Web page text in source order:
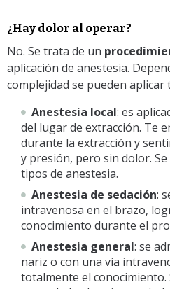
¿Hay dolor al operar?
No. Se trata de un
aplicación de anestesia.
complejidad se pueden aplicar
Anestesia local: es
del lugar de extracción. Te
durante la extracción y
y presión, pero sin dolor.
tipos de anestesia.
Anestesia de sedación:
intravenosa en el brazo,
conocimiento durante el
Anestesia general: se
nariz o con una vía
totalmente el conocimiento.